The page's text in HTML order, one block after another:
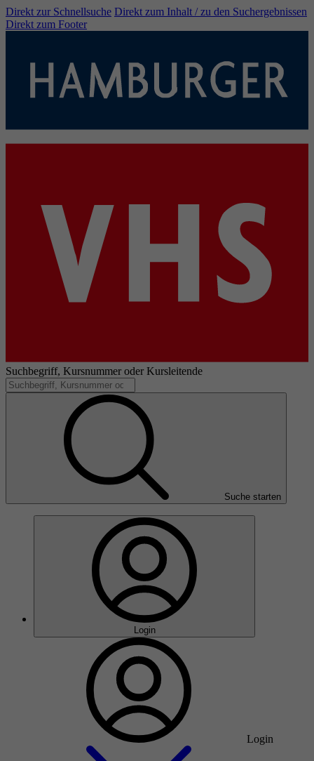
Direkt zur Schnellsuche Direkt zum Inhalt / zu den Suchergebnissen
Direkt zum Footer
Suchbegriff, Kursnummer oder Kursleitende
Suche starten
Login
Login